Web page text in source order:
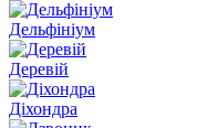
Дельфініум
Деревій
Діхондра